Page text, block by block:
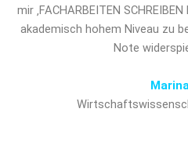
mir ‚FACHARBEITEN
akademisch hohem Niveau zu
Note